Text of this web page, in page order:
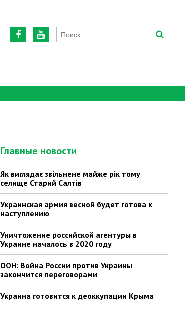
Главные новости
Як виглядає звільнене майже рік тому
селище Старий Салтів
Украинская армия весной будет готова к
наступлению
Уничтожение российской агентуры в
Украине началось в 2020 году
ООН: Война России против Украины
закончится переговорами
Украина готовится к деоккупации Крыма